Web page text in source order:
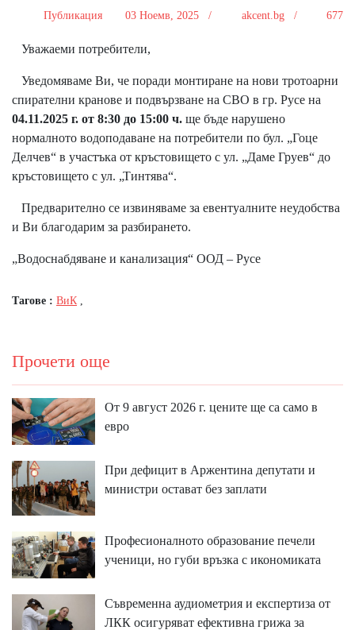
Публикация 03 Ноемв, 2025 / akcent.bg / 677
Уважаеми потребители,
Уведомяваме Ви, че поради монтиране на нови тротоарни
спирателни кранове и подвързване на СВО в гр. Русе на
04.11.2025 г. от 8:30 до 15:00 ч. ще бъде нарушено
нормалното водоподаване на потребители по бул. „Гоце
Делчев“ в участъка от кръстовището с ул. „Даме Груев“ до
кръстовището с ул. „Тинтява“.
Предварително се извиняваме за евентуалните неудобства
и Ви благодарим за разбирането.
„Водоснабдяване и канализация“ ООД – Русе
Тагове : ВиК,
Прочети още
От 9 август 2026 г. цените ще са само в
евро
При дефицит в Аржентина депутати и
министри остават без заплати
Професионалното образование печели
ученици, но губи връзка с икономиката
Съвременна аудиометрия и експертиза от
ЛКК осигуряват ефективна грижа за